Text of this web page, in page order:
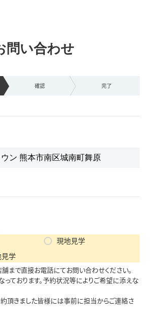
問い合わせ
確認 完了
現地見学
学
まで直接お電話にてお問い合わせください。
ております。予約状況等によりご希望に添えな
頂きました皆様には事前に担当からご連絡さ